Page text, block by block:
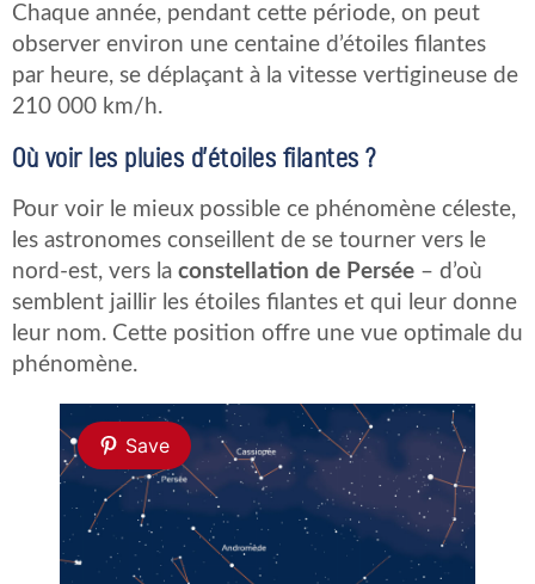
Chaque année, pendant cette période, on peut
observer environ une centaine d’étoiles filantes
par heure, se déplaçant à la vitesse vertigineuse de
210 000 km/h.
Où voir les pluies d’étoiles filantes ?
Pour voir le mieux possible ce phénomène céleste,
les astronomes conseillent de se tourner vers le
nord-est, vers la constellation de Persée – d’où
semblent jaillir les étoiles filantes et qui leur donne
leur nom. Cette position offre une vue optimale du
phénomène.
Save